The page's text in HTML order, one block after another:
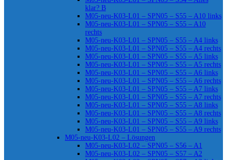
klar? B
M05-neu-K03-L01 – SPN05 – S55 – A10 links
M05-neu-K03-L01 – SPN05 – S55 – A10
rechts
M05-neu-K03-L01 – SPN05 – S55 – A4 links
M05-neu-K03-L01 – SPN05 – S55 – A4 rechts
M05-neu-K03-L01 – SPN05 – S55 – A5 links
M05-neu-K03-L01 – SPN05 – S55 – A5 rechts
M05-neu-K03-L01 – SPN05 – S55 – A6 links
M05-neu-K03-L01 – SPN05 – S55 – A6 rechts
M05-neu-K03-L01 – SPN05 – S55 – A7 links
M05-neu-K03-L01 – SPN05 – S55 – A7 rechts
M05-neu-K03-L01 – SPN05 – S55 – A8 links
M05-neu-K03-L01 – SPN05 – S55 – A8 rechts
M05-neu-K03-L01 – SPN05 – S55 – A9 links
M05-neu-K03-L01 – SPN05 – S55 – A9 rechts
M05-neu-K03-L02 – Lösungen
M05-neu-K03-L02 – SPN05 – S56 – A1
M05-neu-K03-L02 – SPN05 – S57 – A2